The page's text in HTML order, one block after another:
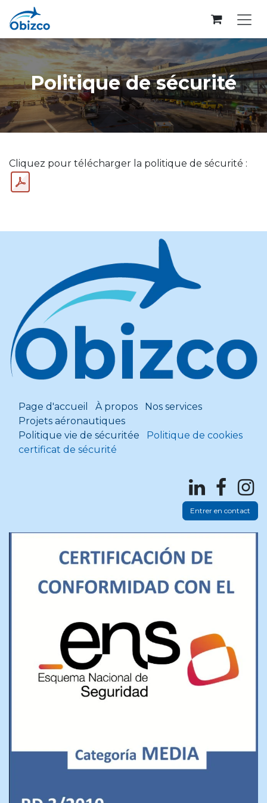
Se rendre au contenu
Politique de sécurité
Cliquez pour télécharger la politique de sécurité :
Page d'accueil À propos
Nos services
Projets aéronautiques
Politique vie de sécuritée
Politique de cookies
certificat de sécurité
Entrer en contact